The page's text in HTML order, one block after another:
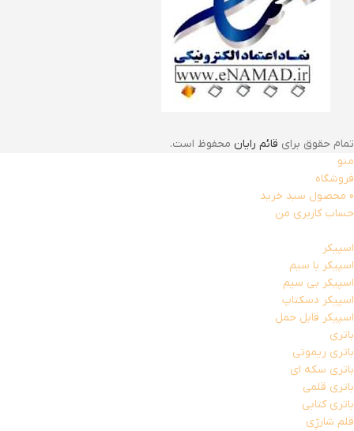
تمام حقوق برای قائم رایان محفوظ است.
منو
فروشگاه
0 محصول سبد خرید
حساب کاربری من
اسپیکر
اسپیکر با سیم
اسپیکر بی سیم
اسپیکر دسکتاپ
اسپیکر قابل حمل
باتری
باتری ریموتی
باتری سکه ای
باتری قلمی
باتری کتابی
قلم شارژِی